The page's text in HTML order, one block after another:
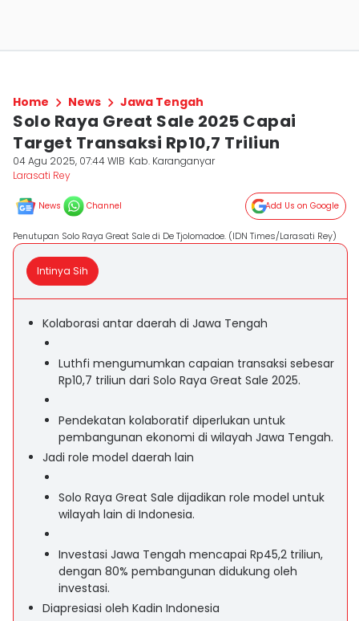
Home News Jawa Tengah
Solo Raya Great Sale 2025 Capai
Target Transaksi Rp10,7 Triliun
04 Agu 2025, 07:44 WIB Kab. Karanganyar
Larasati Rey
News Channel Add Us on Google
Penutupan Solo Raya Great Sale di De Tjolomadoe. (IDN Times/Larasati Rey)
Intinya Sih
Kolaborasi antar daerah di Jawa Tengah
Luthfi mengumumkan capaian transaksi sebesar
Rp10,7 triliun dari Solo Raya Great Sale 2025.
Pendekatan kolaboratif diperlukan untuk
pembangunan ekonomi di wilayah Jawa Tengah.
Jadi role model daerah lain
Solo Raya Great Sale dijadikan role model untuk
wilayah lain di Indonesia.
Investasi Jawa Tengah mencapai Rp45,2 triliun,
dengan 80% pembangunan didukung oleh
investasi.
Diapresiasi oleh Kadin Indonesia